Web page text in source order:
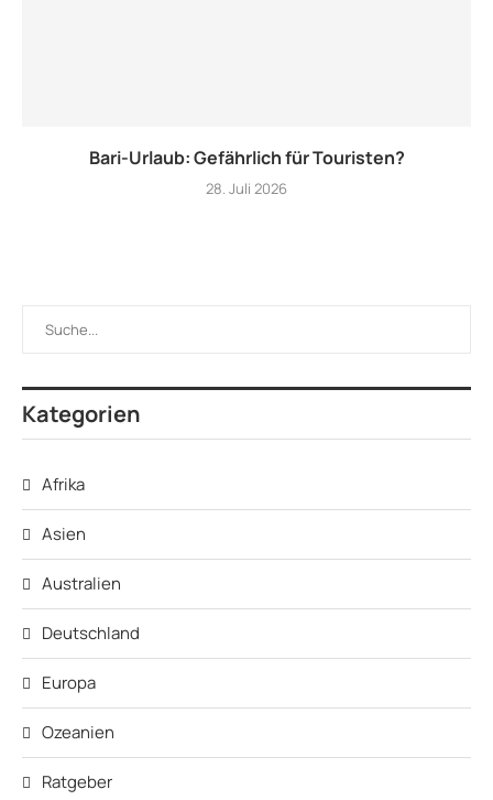
Bari-Urlaub: Gefährlich für Touristen?
28. Juli 2026
Kategorien
Afrika
Asien
Australien
Deutschland
Europa
Ozeanien
Ratgeber